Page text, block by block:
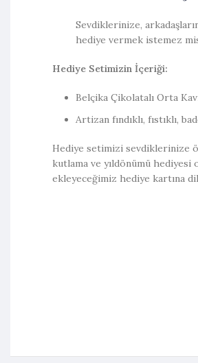
Sevdiklerinize,
hediye vermek istemez
Hediye Setimizin İçeriği:
Belçika Çikolatalı Orta
Artizan fındıklı, fıstıklı,
Hediye setimizi sevdiklerinize
kutlama ve yıldönümü hediyesi
ekleyeceğimiz hediye kartına